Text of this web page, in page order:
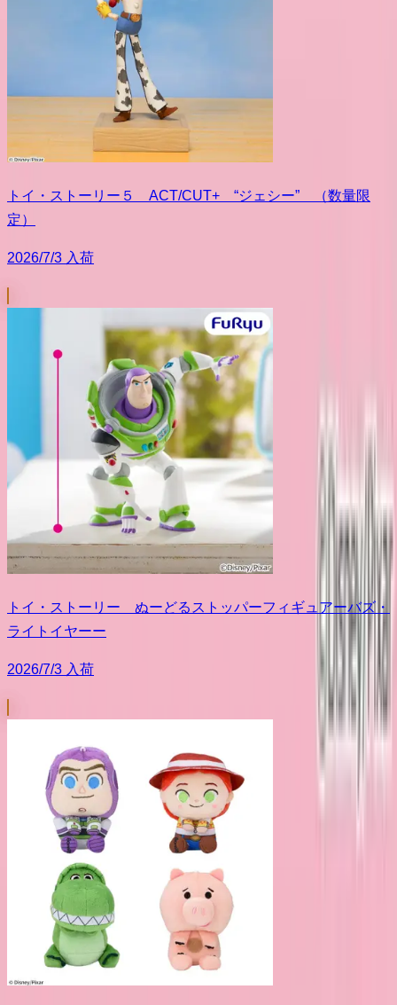
トイ・ストーリー５ ACT/CUT+ “ジェシー” （数量限
定）
2026/7/3 入荷
トイ・ストーリー ぬーどるストッパーフィギュアーバズ・
ライトイヤーー
2026/7/3 入荷